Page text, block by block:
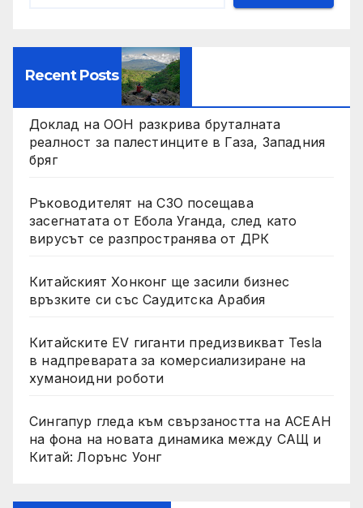
Recent Posts
Доклад на ООН разкрива бруталната
реалност за палестинците в Газа, Западния
бряг
Ръководителят на СЗО посещава
засегнатата от Ебола Уганда, след като
вирусът се разпространява от ДРК
Китайският Хонконг ще засили бизнес
връзките си със Саудитска Арабия
Китайските EV гиганти предизвикват Tesla
в надпреварата за комерсиализиране на
хуманоидни роботи
Сингапур гледа към свързаността на АСЕАН
на фона на новата динамика между САЩ и
Китай: Лорънс Уонг